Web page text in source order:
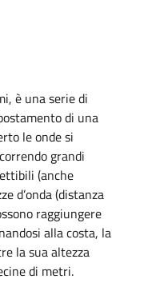
è una serie di
di una
le onde si
grandi
(anche
d’onda (distanza
raggiungere
alla costa, la
la sua altezza
di metri.